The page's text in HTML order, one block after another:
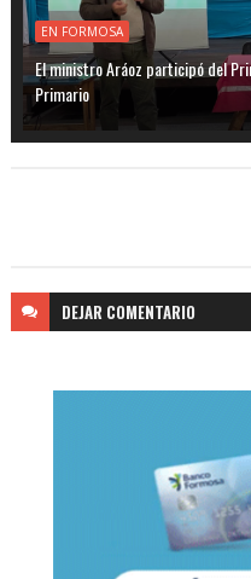
EN FORMOSA
El ministro Aráoz participó del
Primario
DEJAR COMENTARIO